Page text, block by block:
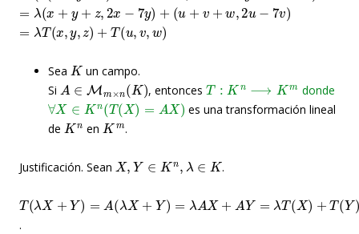
λT(x, y z) T(u,v,w
Sea
K
un campo.
Si
A∈ Mm×n(K)
, entonces
T: n⟶
donde
∀X∈K n(T(X)=AX)
es una transformación lineal
de
Kn
en
Km
.
Justificación. Sean
X,Y∈ ,λ∈ K
.
T(λ X+ =A +Y)= λA +A λT ( X)+ Y)
.